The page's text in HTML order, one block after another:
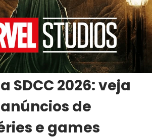
SDCC 2026: veja
de
e games